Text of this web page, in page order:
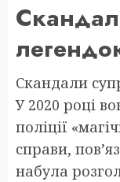
Скандали
У 2020 році
поліції
справи,
набула